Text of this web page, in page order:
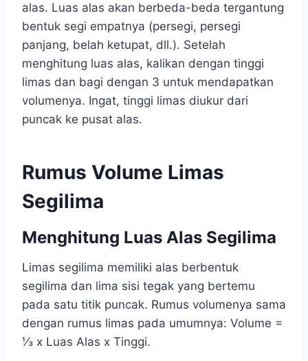
alas. Luas alas akan berbeda-beda tergantung
bentuk segi empatnya (persegi, persegi
panjang, belah ketupat, dll.). Setelah
menghitung luas alas, kalikan dengan tinggi
limas dan bagi dengan 3 untuk mendapatkan
volumenya. Ingat, tinggi limas diukur dari
puncak ke pusat alas.
Rumus Volume Limas
Segilima
Menghitung Luas Alas Segilima
Limas segilima memiliki alas berbentuk
segilima dan lima sisi tegak yang bertemu
pada satu titik puncak. Rumus volumenya sama
dengan rumus limas pada umumnya: Volume =
⅓ x Luas Alas x Tinggi.